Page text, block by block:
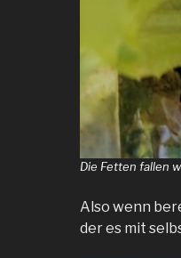
Die Fetten fallen
Also wenn
der es mit